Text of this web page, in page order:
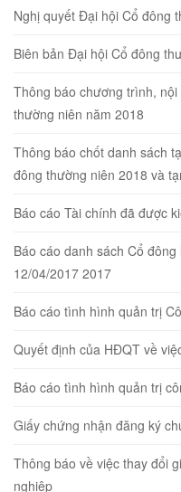
Nghị quyết Đại hội Cổ đông
Biên bản Đại hội Cổ đông
Thông báo chương trình,
thường niên năm 2018
Thông báo chốt danh sách
đông thường niên 2018 và
Báo cáo Tài chính đã được
Báo cáo danh sách Cổ
12/04/2017 2017
Báo cáo tình hình quản trị
Quyết định của HĐQT về
Báo cáo tình hình quản trị
Giấy chứng nhận đăng ký
Thông báo về việc thay đổi
nghiệp